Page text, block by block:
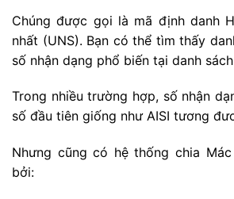
Chúng được gọi là mã định danh
nhất (UNS). Bạn có thể tìm thấy
số nhận dạng phổ biến tại danh
Trong nhiều trường hợp, số nhận
số đầu tiên giống như AISI tương
Nhưng cũng có hệ thống chia
bởi: